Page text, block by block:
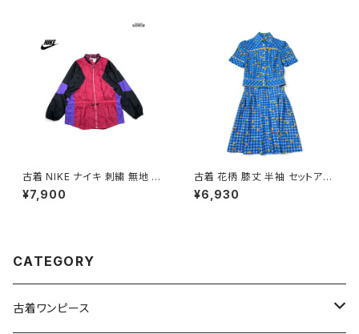
古着 NIKE ナイキ 刺繍 無地 ナ
イロン 長袖 アウター アウトドア
ジャケット ピンク (ttu250816
¥7,900
古着 花柄 膝丈 半袖 セットアッ
プ 青 (oa2607082)
¥6,930
CATEGORY
古着ワンピース